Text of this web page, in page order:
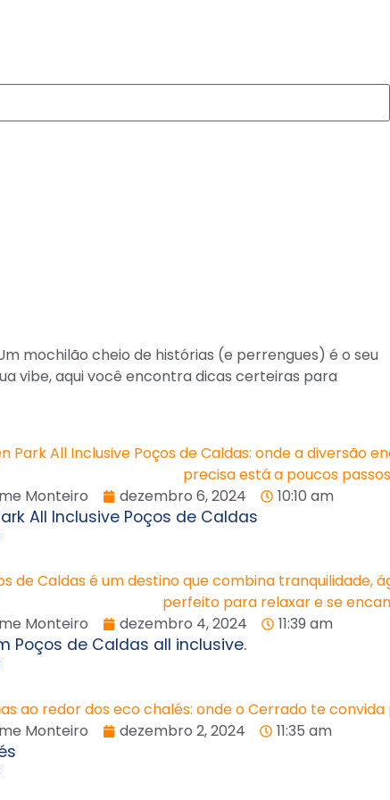
mochilão cheio de histórias (e perrengues) é o seu
vibe, aqui você encontra dicas certeiras para
Monteiro dezembro 6, 2024 10:10 am
All Inclusive Poços de Caldas
Monteiro dezembro 4, 2024 11:39 am
Poços de Caldas all inclusive.
Monteiro dezembro 2, 2024 11:35 am